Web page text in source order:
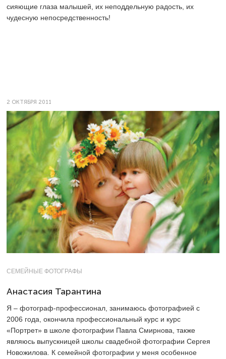
сияющие глаза малышей, их неподдельную радость, их
чудесную непосредственность!
2 ОКТЯБРЯ 2011
СЕМЕЙНЫЕ ФОТОГРАФЫ
Анастасия Тарантина
Я – фотограф-профессионал, занимаюсь фотографией с
2006 года, окончила профессиональный курс и курс
«Портрет» в школе фотографии Павла Смирнова, также
являюсь выпускницей школы свадебной фотографии Сергея
Новожилова. К семейной фотографии у меня особенное